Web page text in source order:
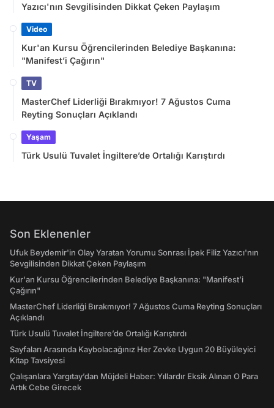
Yazıcı'nın Sevgilisinden Dikkat Çeken Paylaşım
Video
Kur'an Kursu Öğrencilerinden Belediye Başkanına:
"Manifest’i Çağırın"
TV
MasterChef Liderliği Bırakmıyor! 7 Ağustos Cuma
Reyting Sonuçları Açıklandı
Yaşam
Türk Usulü Tuvalet İngiltere’de Ortalığı Karıştırdı
Son Eklenenler
Ufuk Beydemir'in Olay Yaratan Yorumu Sonrası İpek Filiz Yazıcı'nın
Sevgilisinden Dikkat Çeken Paylaşım
Kur'an Kursu Öğrencilerinden Belediye Başkanına: "Manifest’i
Çağırın"
MasterChef Liderliği Bırakmıyor! 7 Ağustos Cuma Reyting Sonuçları
Açıklandı
Türk Usulü Tuvalet İngiltere’de Ortalığı Karıştırdı
Sayfaları Arasında Kaybolacağınız Her Zevke Uygun 20 Büyüleyici
Kitap Tavsiyesi
Çalışanlara Yargıtay’dan Müjdeli Haber: Yıllardır Eksik Alınan O Para
Artık Cebe Girecek